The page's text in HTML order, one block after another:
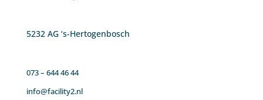
5232 AG ‘s-Hertogenbosch
073 – 644 46 44
info@facility2.nl